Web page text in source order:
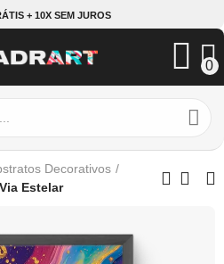
+ 10X SEM JUROS
0
Decorativos
Estelar